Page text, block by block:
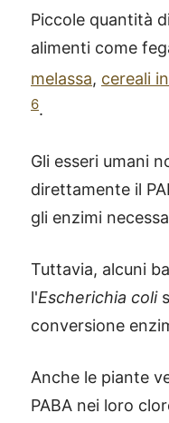
Piccole quantità
alimenti come
melassa, cereali
6.
Gli esseri umani
direttamente il
gli enzimi
Tuttavia, alcuni
l'Escherichia coli
conversione
Anche le piante
PABA nei loro